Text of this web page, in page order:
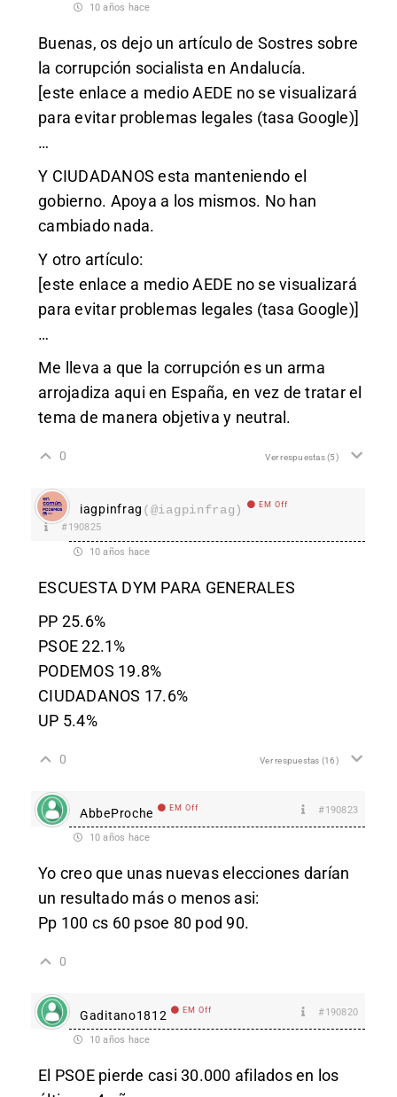
10 años hace
Buenas, os dejo un artículo de Sostres sobre
la corrupción socialista en Andalucía.
[este enlace a medio AEDE no se visualizará
para evitar problemas legales (tasa Google)]
…
Y CIUDADANOS esta manteniendo el
gobierno. Apoya a los mismos. No han
cambiado nada.
Y otro artículo:
[este enlace a medio AEDE no se visualizará
para evitar problemas legales (tasa Google)]
…
Me lleva a que la corrupción es un arma
arrojadiza aqui en España, en vez de tratar el
tema de manera objetiva y neutral.
0 Ver respuestas(5)
iagpinfrag (@iagpinfrag) EM Off
#190825
10 años hace
ESCUESTA DYM PARA GENERALES
PP 25.6%
PSOE 22.1%
PODEMOS 19.8%
CIUDADANOS 17.6%
UP 5.4%
0 Ver respuestas (16)
AbbeProche EM Off #190823
10 años hace
Yo creo que unas nuevas elecciones darían
un resultado más o menos asi:
Pp 100 cs 60 psoe 80 pod 90.
0
Gaditano1812 EM Off #190820
10 años hace
El PSOE pierde casi 30.000 afilados en los